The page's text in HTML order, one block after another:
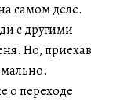
самом деле.
с другими
Но, приехав
о переходе